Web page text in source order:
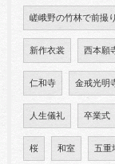
嵯峨野の竹林で前撮り
新作衣裳 西本願
仁和寺 金戒光明
人生儀礼 卒業式
桜 和室 五重